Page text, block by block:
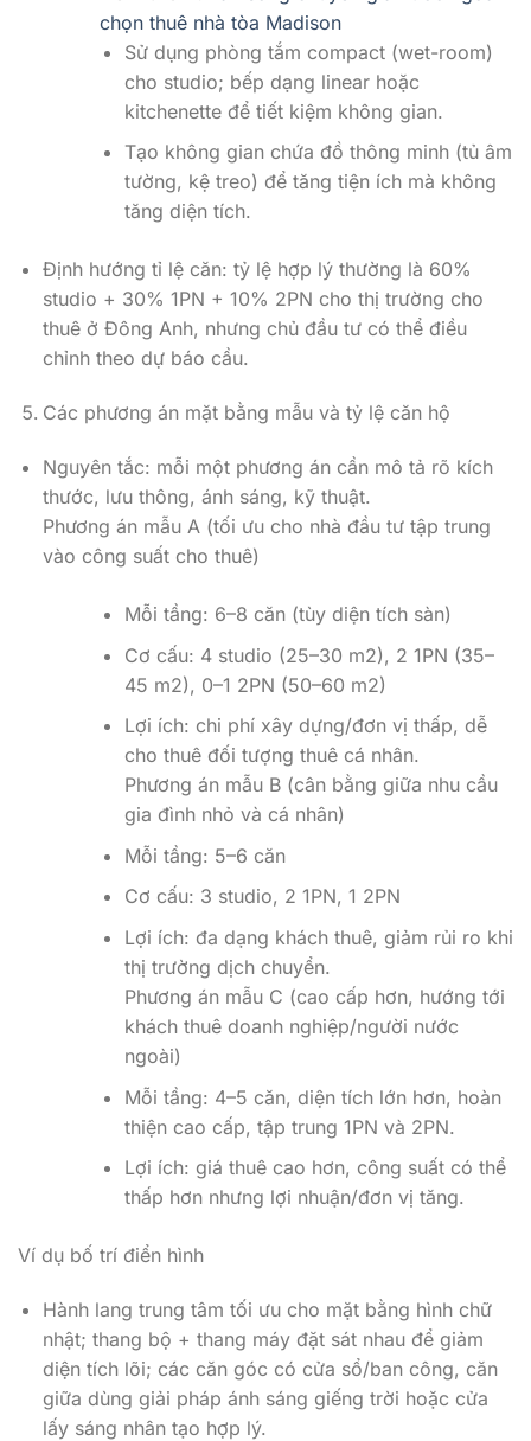
chọn thuê nhà tòa Madison
Sử dụng phòng tắm compact (wet-room)
cho studio; bếp dạng linear hoặc
kitchenette để tiết kiệm không gian.
Tạo không gian chứa đồ thông minh (tủ âm
tường, kệ treo) để tăng tiện ích mà không
tăng diện tích.
Định hướng tỉ lệ căn: tỷ lệ hợp lý thường là 60%
studio + 30% 1PN + 10% 2PN cho thị trường cho
thuê ở Đông Anh, nhưng chủ đầu tư có thể điều
chỉnh theo dự báo cầu.
Các phương án mặt bằng mẫu và tỷ lệ căn hộ
Nguyên tắc: mỗi một phương án cần mô tả rõ kích
thước, lưu thông, ánh sáng, kỹ thuật.
Phương án mẫu A (tối ưu cho nhà đầu tư tập trung
vào công suất cho thuê)
Mỗi tầng: 6–8 căn (tùy diện tích sàn)
Cơ cấu: 4 studio (25–30 m2), 2 1PN (35–
45 m2), 0–1 2PN (50–60 m2)
Lợi ích: chi phí xây dựng/đơn vị thấp, dễ
cho thuê đối tượng thuê cá nhân.
Phương án mẫu B (cân bằng giữa nhu cầu
gia đình nhỏ và cá nhân)
Mỗi tầng: 5–6 căn
Cơ cấu: 3 studio, 2 1PN, 1 2PN
Lợi ích: đa dạng khách thuê, giảm rủi ro khi
thị trường dịch chuyển.
Phương án mẫu C (cao cấp hơn, hướng tới
khách thuê doanh nghiệp/người nước
ngoài)
Mỗi tầng: 4–5 căn, diện tích lớn hơn, hoàn
thiện cao cấp, tập trung 1PN và 2PN.
Lợi ích: giá thuê cao hơn, công suất có thể
thấp hơn nhưng lợi nhuận/đơn vị tăng.
Ví dụ bố trí điển hình
Hành lang trung tâm tối ưu cho mặt bằng hình chữ
nhật; thang bộ + thang máy đặt sát nhau để giảm
diện tích lõi; các căn góc có cửa sổ/ban công, căn
giữa dùng giải pháp ánh sáng giếng trời hoặc cửa
lấy sáng nhân tạo hợp lý.